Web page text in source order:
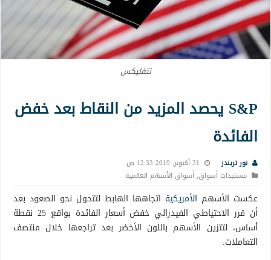
نتفليكس
S&P يحصد المزيد من النقاط بعد خفض
الفائدة
نور تريندز
31 أكتوبر, 2019 12:33 ص
مستجدات أسواق,أسواق الأسهم العالمية
عكست الأسهم الأمريكية اتجاهها الهابط لتتحول نحو الصعود بعد
أن قرر الاحتياطي الفيدرالي خفض أسعار الفائدة بواقع 25 نقطة
أساس، لتتزين الأسهم باللون الأخضر بعد تراجعها خلال منتصف
التعاملات.